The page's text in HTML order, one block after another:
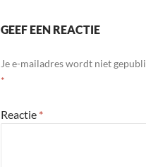
GEEF EEN REACTIE
Je e-mailadres wordt niet
*
Reactie *